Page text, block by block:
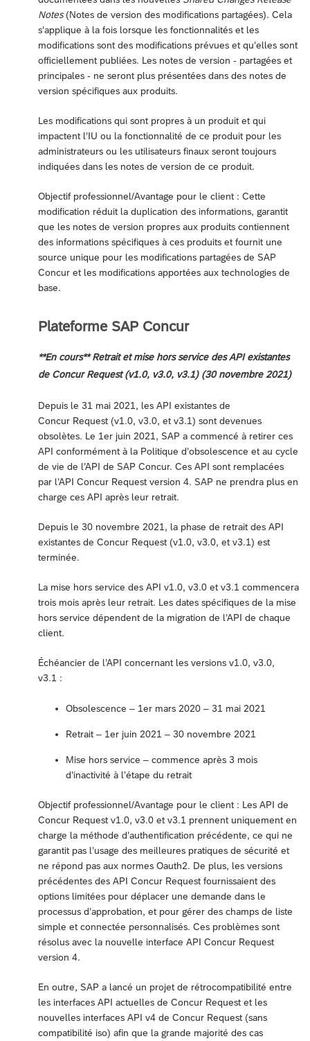
Notes(Notes de version des modifications partagées). Cela
s’applique à la fois lorsque les fonctionnalités et les
modifications sont des modifications prévues et qu’elles sont
officiellement publiées. Les notes de version - partagées et
principales - ne seront plus présentées dans des notes de
version spécifiques aux produits.
Les modifications qui sont propres à un produit et qui
impactent l’IU ou la fonctionnalité de ce produit pour les
administrateurs ou les utilisateurs finaux seront toujours
indiquées dans les notes de version de ce produit.
Objectif professionnel/Avantage pour le client : Cette
modification réduit la duplication des informations, garantit
que les notes de version propres aux produits contiennent
des informations spécifiques à ces produits et fournit une
source unique pour les modifications partagées de SAP
Concur et les modifications apportées aux technologies de
base.
Plateforme SAP Concur
**En cours** Retrait et mise hors service des API existantes
de Concur Request (v1.0, v3.0, v3.1) (30 novembre 2021)
Depuis le 31 mai 2021, les API existantes de
Concur Request (v1.0, v3.0, et v3.1) sont devenues
obsolètes. Le 1er juin 2021, SAP a commencé à retirer ces
API conformément à la Politique d’obsolescence et au cycle
de vie de l’API de SAP Concur. Ces API sont remplacées
par l’API Concur Request version 4. SAP ne prendra plus en
charge ces API après leur retrait.
Depuis le 30 novembre 2021, la phase de retrait des API
existantes de Concur Request (v1.0, v3.0, et v3.1) est
terminée.
La mise hors service des API v1.0, v3.0 et v3.1 commencera
trois mois après leur retrait. Les dates spécifiques de la mise
hors service dépendent de la migration de l’API de chaque
client.
Échéancier de l’API concernant les versions v1.0, v3.0,
v3.1 :
Obsolescence – 1er mars 2020 – 31 mai 2021
Retrait – 1er juin 2021 – 30 novembre 2021
Mise hors service – commence après 3 mois
d’inactivité à l’étape du retrait
Objectif professionnel/Avantage pour le client : Les API de
Concur Request v1.0, v3.0 et v3.1 prennent uniquement en
charge la méthode d’authentification précédente, ce qui ne
garantit pas l’usage des meilleures pratiques de sécurité et
ne répond pas aux normes Oauth2. De plus, les versions
précédentes des API Concur Request fournissaient des
options limitées pour déplacer une demande dans le
processus d’approbation, et pour gérer des champs de liste
simple et connectée personnalisés. Ces problèmes sont
résolus avec la nouvelle interface API Concur Request
version 4.
En outre, SAP a lancé un projet de rétrocompatibilité entre
les interfaces API actuelles de Concur Request et les
nouvelles interfaces API v4 de Concur Request (sans
compatibilité iso) afin que la grande majorité des cas